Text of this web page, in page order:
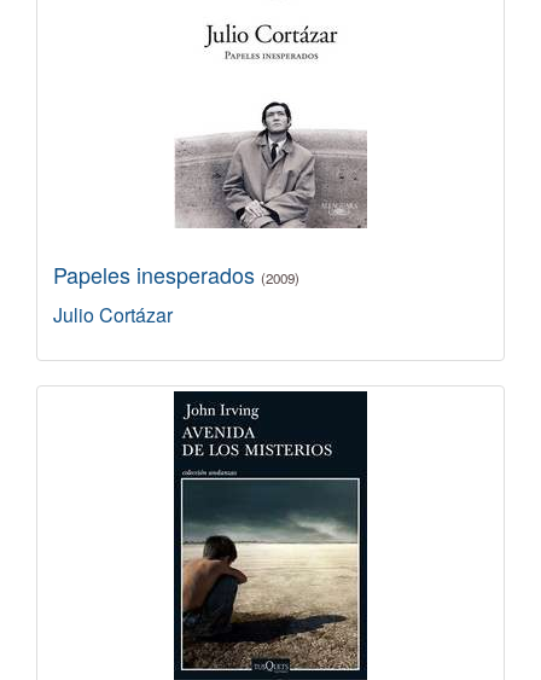
Papeles inesperados (2009)
Julio Cortázar